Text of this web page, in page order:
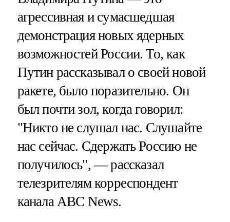
агрессивная и сумасшедшая
демонстрация новых ядерных
возможностей России. То, как
Путин рассказывал о своей новой
ракете, было поразительно. Он
был почти зол, когда говорил:
"Никто не слушал нас. Слушайте
нас сейчас. Сдержать Россию не
получилось", — рассказал
телезрителям корреспондент
канала ABC News.